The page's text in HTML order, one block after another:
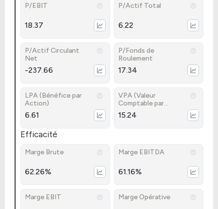
P/EBIT
18.37
P/Actif Total
6.22
P/Actif Circulant
Net
-237.66
P/Fonds de
Roulement
17.34
LPA (Bénéfice par
Action)
6.61
VPA (Valeur
Comptable par
Action)
15.24
Efficacité
Marge Brute
62.26%
Marge EBITDA
61.16%
Marge EBIT Marge Opérative